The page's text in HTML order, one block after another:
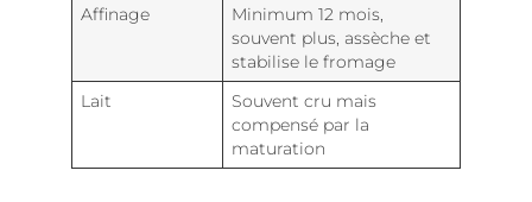
Affinage
Minimum 12 mois,
souvent plus, assèche et
stabilise le fromage
Lait
Souvent cru mais
compensé par la
maturation